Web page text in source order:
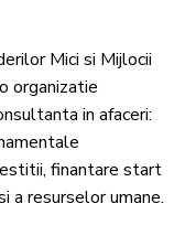
Mici si Mijlocii
organizatie
in afaceri:
finantare start
a resurselor umane.